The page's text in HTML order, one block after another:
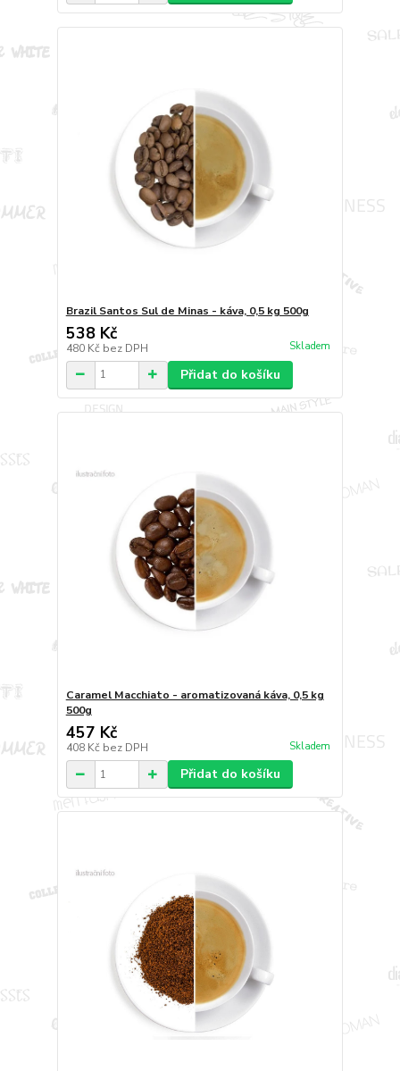
Brazil Santos Sul de Minas - káva, 0,5 kg 500g
538 Kč
480 Kč bez DPH Skladem
Přidat do košíku
Caramel Macchiato - aromatizovaná káva, 0,5 kg
500g
457 Kč
408 Kč bez DPH Skladem
Přidat do košíku